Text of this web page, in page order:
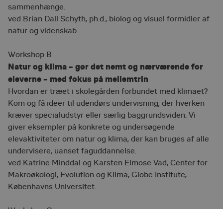
sammenhænge.
ved Brian Dall Schyth, ph.d., biolog og visuel formidler af
natur og videnskab
Workshop B
Natur og klima – gør det nemt og nærværende for
eleverne – med fokus på mellemtrin
Hvordan er træet i skolegården forbundet med klimaet?
Kom og få ideer til udendørs undervisning, der hverken
kræver specialudstyr eller særlig baggrundsviden. Vi
giver eksempler på konkrete og undersøgende
elevaktiviteter om natur og klima, der kan bruges af alle
undervisere, uanset faguddannelse.
ved Katrine Minddal og Karsten Elmose Vad, Center for
Makroøkologi, Evolution og Klima, Globe Institute,
Københavns Universitet.